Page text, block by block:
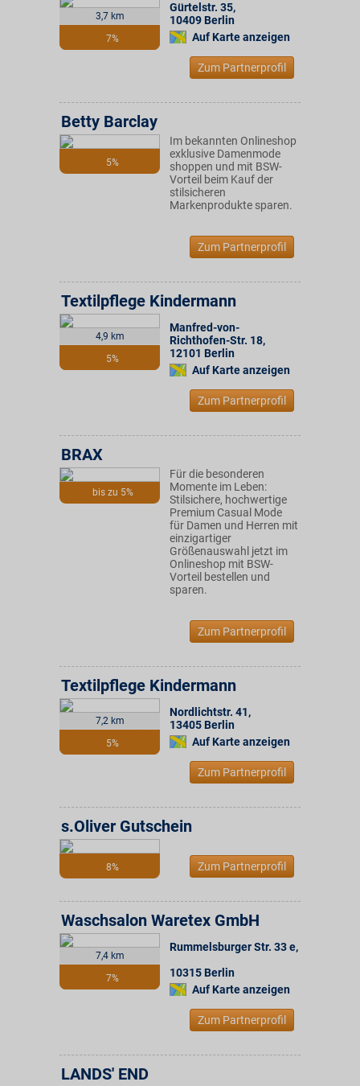
3,7 km
7%
Gürtelstr. 35,
10409 Berlin
Auf Karte anzeigen
Zum Partnerprofil
5%
Betty Barclay
Im bekannten Onlineshop
exklusive Damenmode
shoppen und mit BSW-
Vorteil beim Kauf der
stilsicheren
Markenprodukte sparen.
Zum Partnerprofil
4,9 km
5%
Textilpflege Kindermann
Manfred-von-
Richthofen-Str. 18,
12101 Berlin
Auf Karte anzeigen
Zum Partnerprofil
bis zu 5%
BRAX
Für die besonderen
Momente im Leben:
Stilsichere, hochwertige
Premium Casual Mode
für Damen und Herren mit
einzigartiger
Größenauswahl jetzt im
Onlineshop mit BSW-
Vorteil bestellen und
sparen.
Zum Partnerprofil
7,2 km
5%
Textilpflege Kindermann
Nordlichtstr. 41,
13405 Berlin
Auf Karte anzeigen
Zum Partnerprofil
8%
s.Oliver Gutschein
Zum Partnerprofil
7,4 km
7%
Waschsalon Waretex GmbH
Rummelsburger Str. 33 e,
10315 Berlin
Auf Karte anzeigen
Zum Partnerprofil
LANDS' END